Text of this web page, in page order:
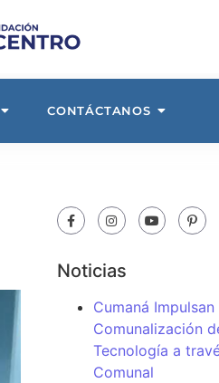
CONTÁCTANOS
Noticias
Cumaná Impulsan
Comunalización
Tecnología a
Comunal